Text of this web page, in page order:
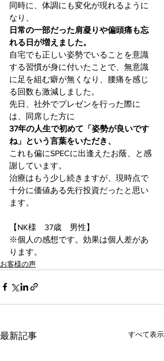
同時に、体調にも変化が現れるように
なり、
日常の一部だった肩凝りや偏頭痛も忘
れる日が増えました。
自宅でも正しい姿勢でいることを意識
する習慣が身に付いたことで、無意識
に足を組む癖が無くなり、腰痛を感じ
る回数も激減しました。
先日、社外でプレゼンを行った際に
は、同席した方に
37年の人生で初めて「姿勢が良いです
ね」という言葉をいただき、
これも偏にSPECに出逢えたお蔭、と感
謝しています。
治療はもう少し続きますが、現時点で
十分に価値ある先行投資だったと思い
ます。
【NK様　37歳　男性】
※個人の感想です。効果は個人差があ
ります。
お客様の声
最新記事 すべて表示